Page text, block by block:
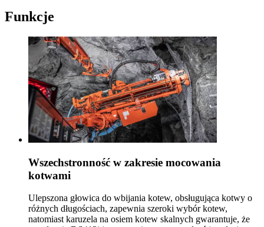
Funkcje
Wszechstronność w zakresie mocowania
kotwami
Ulepszona głowica do wbijania kotew, obsługująca kotwy o
różnych długościach, zapewnia szeroki wybór kotew,
natomiast karuzela na osiem kotew skalnych gwarantuje, że